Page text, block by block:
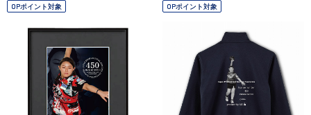
OPポイント対象 OPポイント対象